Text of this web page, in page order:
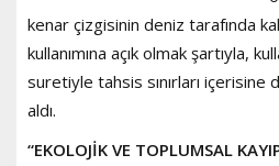
kenar çizgisinin deniz tarafında
kullanımına açık olmak şartıyla,
suretiyle tahsis sınırları içerisine
aldı.
“EKOLOJİK VE TOPLUMSAL